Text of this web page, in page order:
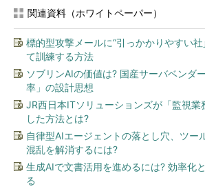
（ユーザー「study」を「sudoers」グル
画面1「gpasswd -a study sudoers」でユ
y」を「sudoers」グループのメンバーに追
study」でstudyが所属するグループ情報を
関連資料（ホワイトペーパー）
標的型攻撃メールに“引っかかりやすい
て訓練する方法
ソブリンAIの価値は? 国産サーバベンダ
率」の設計思想
JR西日本ITソリューションズが「監視業
した方法とは?
自律型AIエージェントの落とし穴、ツー
混乱を解消するには?
生成AIで文書活用を進めるには? 効率化
る